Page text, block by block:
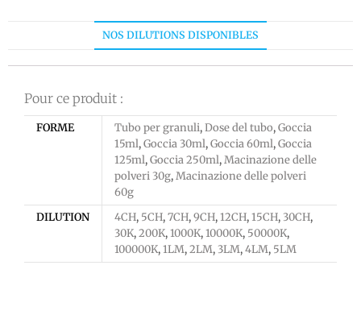
NOS DILUTIONS DISPONIBLES
Pour ce produit :
FORME Tubo per granuli,Dose del tubo,Goccia
15ml,Goccia 30ml,Goccia 60ml,Goccia
125ml,Goccia 250ml,Macinazione delle
polveri 30g,Macinazione delle polveri
60g
DILUTION
4CH, 5CH,7CH,9CH,12CH,15CH,30CH,
30K,200K,1000K,10000K, 50000K,
100000K,1LM,2LM,3LM,4LM, 5LM